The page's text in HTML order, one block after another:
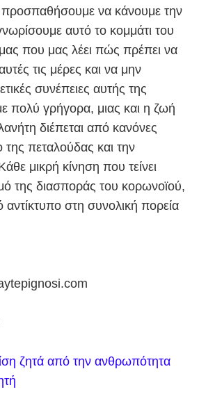
προσπαθήσουμε να κάνουμε την
αυτό το κομμάτι του
που μας λέει πώς πρέπει να
τις μέρες και να μην
συνέπειες αυτής της
πολύ γρήγορα, μιας και η ζωή
διέπεται από κανόνες
πεταλούδας και την
μικρή κίνηση που τείνει
της διασποράς του κορωνοϊού,
αντίκτυπο στη συνολική πορεία
ζητά από την ανθρωπότητα